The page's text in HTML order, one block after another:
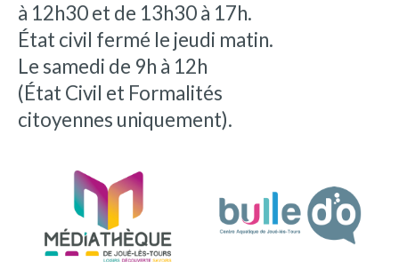
à 12h30 et de 13h30 à 17h.
État civil fermé le jeudi matin.
Le samedi de 9h à 12h
(État Civil et Formalités
citoyennes uniquement).